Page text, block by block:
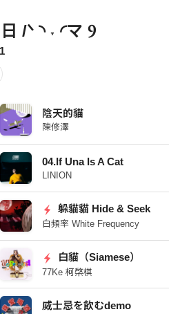
/ᐠ ◝ ˕ ◜マ Ⳋ
陰天的貓
陳修澤
04.If Una Is A Cat
LINION
躲貓貓 Hide & Seek
白頻率 White Frequency
白貓（Siamese）
77Ke 柯棨棋
威士忌を飲むdemo